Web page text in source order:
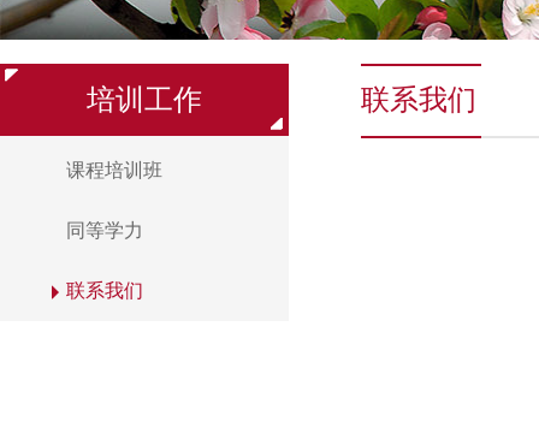
培训工作
课程培训班
同等学力
联系我们
联系我们